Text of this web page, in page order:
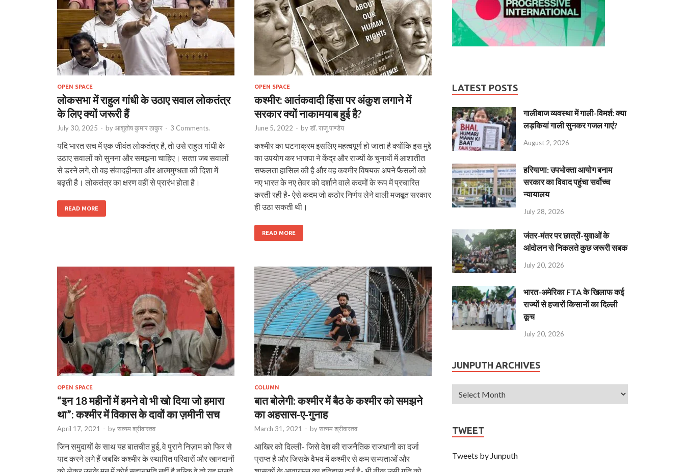
OPEN SPACE
लोकसभा में राहुल गांधी के उठाए सवाल लोकतंत्र
के लिए क्‍यों जरूरी हैं
July 30, 2025 - byआशुतोष कुमार ठाकुर - 3 Comments.
यदि भारत सच में एक जीवंत लोकतंत्र है, तो उसे राहुल गांधी के
उठाए सवालों को सुनना और समझना चाहिए। सत्‍ता जब सवालों
से डरने लगे, तो वह संवादहीनता और आत्ममुग्धता की दिशा में
बढ़ती है। लोकतंत्र का क्षरण वहीं से प्रारंभ होता है।
READ MORE
OPEN SPACE
कश्मीर: आतंकवादी हिंसा पर अंकुश लगाने में
सरकार क्यों नाकामयाब हुई है?
June 5, 2022 - byडॉ. राजू पाण्डेय
कश्मीर का घटनाक्रम इसलिए महत्वपूर्ण हो जाता है क्योंकि इस मुद्दे
का उपयोग कर भाजपा ने केंद्र और राज्यों के चुनावों में आशातीत
सफलता हासिल की है और वह कश्मीर विषयक अपने फैसलों को
नए भारत के नए तेवर को दर्शाने वाले कदमों के रूप में प्रचारित
करती रही है- ऐसे कदम जो कठोर निर्णय लेने वाली मजबूत सरकार
ही उठा सकती थी।
READ MORE
OPEN SPACE
“इन 18 महीनों में हमने वो भी खो दिया जो हमारा
था”: कश्मीर में विकास के दावों का ज़मीनी सच
April 17, 2021 - byसत्यम श्रीवास्तव
जिन समुदायों के साथ यह बातचीत हुई, वे पुराने निज़ाम को फिर से
याद करने लगे हैं जबकि कश्मीर के स्थापित परिवारों और खानदानों
COLUMN
बात बोलेगी: कश्मीर में बैठ के कश्मीर को समझने
का अहसास-ए-गुनाह
March 31, 2021 - byसत्यम श्रीवास्तव
आखिर को दिल्ली- जिसे देश की राजनैतिक राजधानी का दर्जा
प्राप्त है और जिसके वैभव में कश्मीर से कम सभ्यताओं और
LATEST POSTS
गालीबाज व्‍यवस्‍था में गाली-विमर्श: क्या
लड़कियां गाली सुनकर गजल गाएं?
August 2, 2026
हरियाणा: उपभोक्ता आयोग बनाम
सरकार का विवाद पहुंचा सर्वोच्च
न्यायालय
July 28, 2026
जंतर-मंतर पर छात्रों-युवाओं के
आंदोलन से निकलते कुछ जरूरी सबक
July 20, 2026
भारत-अमेरिका FTA के खिलाफ कई
राज्यों से हजारों किसानों का दिल्ली
कूच
July 20, 2026
JUNPUTH ARCHIVES
TWEET
Tweets by Junputh